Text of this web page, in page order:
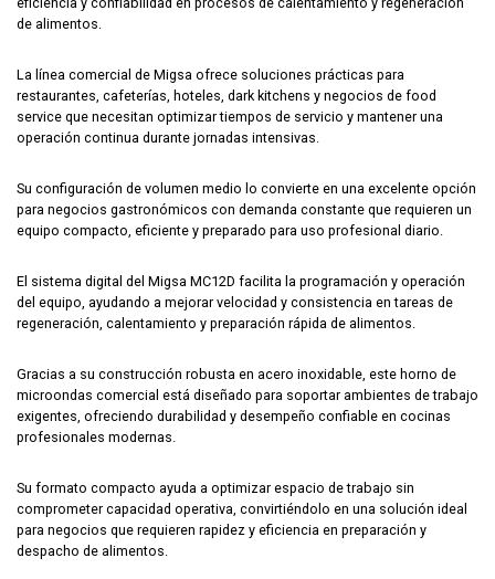
de alimentos.
La línea comercial de Migsa ofrece soluciones prácticas para
restaurantes, cafeterías, hoteles, dark kitchens y negocios de food
service que necesitan optimizar tiempos de servicio y mantener una
operación continua durante jornadas intensivas.
Su configuración de volumen medio lo convierte en una excelente opción
para negocios gastronómicos con demanda constante que requieren un
equipo compacto, eficiente y preparado para uso profesional diario.
El sistema digital del Migsa MC12D facilita la programación y operación
del equipo, ayudando a mejorar velocidad y consistencia en tareas de
regeneración, calentamiento y preparación rápida de alimentos.
Gracias a su construcción robusta en acero inoxidable, este horno de
microondas comercial está diseñado para soportar ambientes de trabajo
exigentes, ofreciendo durabilidad y desempeño confiable en cocinas
profesionales modernas.
Su formato compacto ayuda a optimizar espacio de trabajo sin
comprometer capacidad operativa, convirtiéndolo en una solución ideal
para negocios que requieren rapidez y eficiencia en preparación y
despacho de alimentos.